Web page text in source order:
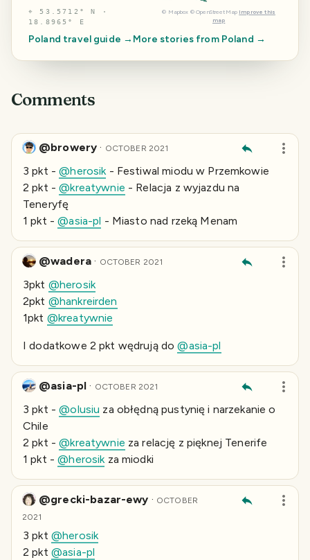
⌖ 53.5712° N ·
18.8965° E
© Mapbox © OpenStreetMap Improve this
map
Poland travel guide → More stories from Poland →
Comments
@browery · OCTOBER 2021
3 pkt -@herosik- Festiwal miodu w Przemkowie
2 pkt -@kreatywnie - Relacja z wyjazdu na
Teneryfę
1 pkt -@asia-pl - Miasto nad rzeką Menam
@wadera · OCTOBER 2021
3pkt @herosik
2pkt @hankreirden
1pkt @kreatywnie
I dodatkowe 2 pkt wędrują do@asia-pl
@asia-pl · OCTOBER 2021
3 pkt -@olusiu za obłędną pustynię i narzekanie o
Chile
2 pkt -@kreatywnie za relację z pięknej Tenerife
1 pkt -@herosikza miodki
@grecki-bazar-ewy · OCTOBER
2021
3 pkt @herosik
2 pkt @asia-pl